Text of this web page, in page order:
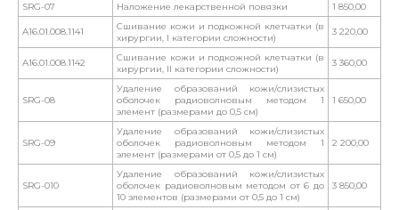
SRG-07 Наложение лекарственной повязки 1 850,00
A16.01.008.1141
Сшивание кожи и подкожной клетчатки (в
хирургии, I категории сложности)
3 220,00
A16.01.008.1142
Сшивание кожи и подкожной клетчатки (в
хирургии, II категории сложности)
3 360,00
SRG-08
Удаление образований кожи/слизистых
оболочек радиоволновым методом 1
элемент (размерами до 0,5 см)
1 650,00
SRG-09
Удаление образований кожи/слизистых
оболочек радиоволновым методом 1
элемент (размерами от 0,5 до 1 см)
2 200,00
SRG-010
Удаление образований кожи/слизистых
оболочек радиоволновым методом от 6 до
10 элементов (размерами от 0,5 до 1 см)
3 850,00